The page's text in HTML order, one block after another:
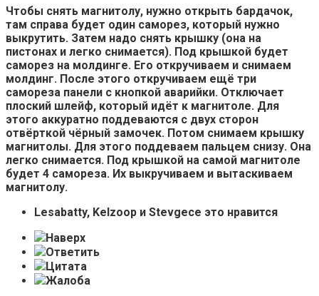
Чтобы снять магнитолу, нужно открыть бардачок,
там справа будет один саморез, который нужно
выкрутить. Затем надо снять крышку (она на
пистонах и легко снимается). Под крышкой будет
саморез на молдинге. Его откручиваем и снимаем
молдинг. После этого откручиваем ещё три
самореза панели с кнопкой аварийки. Отключает
плоский шлейф, который идёт к магнитоле. Для
этого аккуратно поддеваются с двух сторон
отвёрткой чёрный замочек. Потом снимаем крышку
магнитолы. Для этого поддеваем пальцем снизу. Она
легко снимается. Под крышкой на самой магнитоле
будет 4 самореза. Их выкручиваем и вытаскиваем
магнитолу.
Lesabatty, Kelzoop и Stevgece это нравится
Наверх
Ответить
Цитата
Жалоба